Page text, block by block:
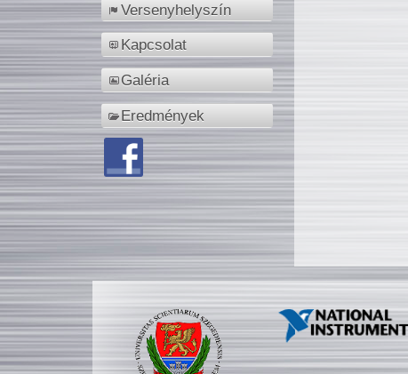
Versenyhelyszín
Kapcsolat
Galéria
Eredmények